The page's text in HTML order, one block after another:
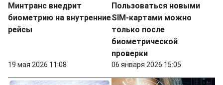
Минтранс внедрит
биометрию на внутренние
рейсы
19 мая 2026 11:08
Пользоваться новыми
SIM-картами можно
только после
биометрической
проверки
06 января 2026 15:05